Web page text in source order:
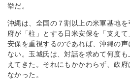
挙だ。
沖縄は、全国の７割以上の米軍基地
府が「柱」とする日米安保を「支え
安保を重視するのであれば、沖縄の
ない。玉城氏は、対話を求めて何度
えてきた。それにもかかわらず、政
なかった。